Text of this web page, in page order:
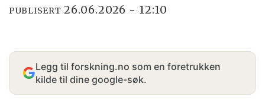
PUBLISERT 26.06.2026 - 12:10
Legg til forskning.no som en foretrukken
kilde til dine google-søk.